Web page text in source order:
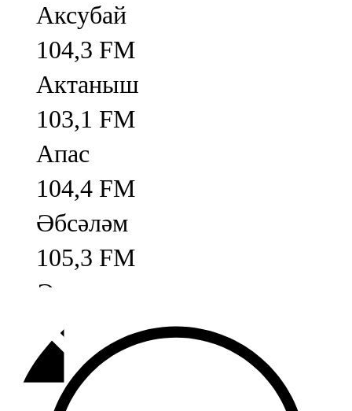
Аксубай
104,3 FM
Актаныш
103,1 FM
Апас
104,4 FM
Әбсәләм
105,3 FM
Әлмәт
92,9 FM
Базарлы матак
107,1 FM